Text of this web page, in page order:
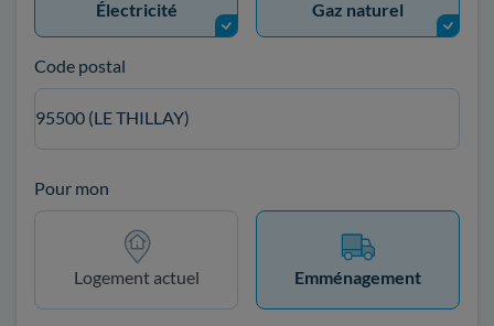
Électricité Gaz naturel
Code postal
95500 (LE THILLAY)
Pour mon
Logement actuel Emménagement